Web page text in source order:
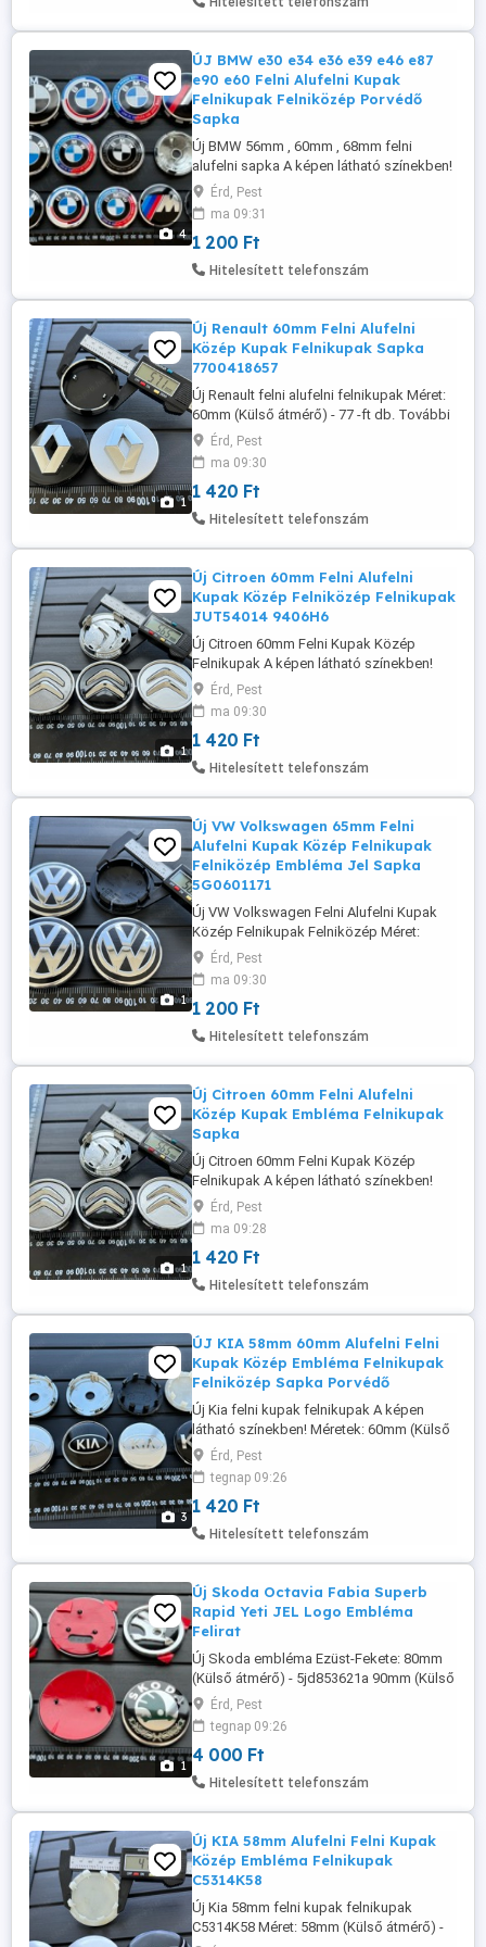
4
ÚJ BMW e30 e34 e36 e39 e46 e87
e90 e60 Felni Alufelni Kupak
Felnikupak Felniközép Porvédő
Sapka
Új BMW 56mm , 60mm , 68mm felni
alufelni sapka A képen látható színekben!
Méretek: 56mm (Külső átmérő) - 6857149,
6861092, 6850834 60mm (Külső átmérő)
68mm (Külső átmérő) - 36136783536 ,
6783536 1200-ft db. További méretek,
információk és rendelés a weboldalon
Érd, Pest
ma 09:31
1 200 Ft
Hitelesített telefonszám
1
Új Renault 60mm Felni Alufelni
Közép Kupak Felnikupak Sapka
7700418657
Új Renault felni alufelni felnikupak Méret:
60mm (Külső átmérő) - 77 -ft db. További
méretek, információk és rendelés a
weboldalon érhető el: www. felni-kupak
.hu Szállítás megoldható Foxpost
automatába, és házhoz futárral!
Érd, Pest
ma 09:30
1 420 Ft
Hitelesített telefonszám
1
Új Citroen 60mm Felni Alufelni
Kupak Közép Felniközép Felnikupak
JUT54014 9406H6
Új Citroen 60mm Felni Kupak Közép
Felnikupak A képen látható színekben!
Méret: 60mm (Külső átmérő) -
9670585977, JUT54014, 9406H6 1420-Ft
db További méretek, információk és
rendelés a weboldalon érhető el: www.
felni-kupak .hu Szállítás megoldható
Érd, Pest
ma 09:30
1 420 Ft
Hitelesített telefonszám
1
Új VW Volkswagen 65mm Felni
Alufelni Kupak Közép Felnikupak
Felniközép Embléma Jel Sapka
5G0601171
Új VW Volkswagen Felni Alufelni Kupak
Közép Felnikupak Felniközép Méret:
65mm (Külső átmérő) - Így ismerheti:
5G0601171 1200-Ft db. További méretek,
információk és rendelés a weboldalon
érhető el: www. felni-kupak .hu Szállítás
megoldható Foxpost automatába, és
Érd, Pest
ma 09:30
1 200 Ft
Hitelesített telefonszám
1
Új Citroen 60mm Felni Alufelni
Közép Kupak Embléma Felnikupak
Sapka
Új Citroen 60mm Felni Kupak Közép
Felnikupak A képen látható színekben!
Méret: 60mm (Külső átmérő) -
9670585977, JUT54014, 9406H6 1420-Ft
db További méretek, információk és
rendelés a weboldalon érhető el: www.
felni-kupak .hu Szállítás megoldható
Érd, Pest
ma 09:28
1 420 Ft
Hitelesített telefonszám
3
ÚJ KIA 58mm 60mm Alufelni Felni
Kupak Közép Embléma Felnikupak
Felniközép Sapka Porvédő
Új Kia felni kupak felnikupak A képen
látható színekben! Méretek: 60mm (Külső
átmérő) 58mm (Külső átmérő) - C5314K58
1420-Ft db További méretek, információk
és rendelés a weboldalon érhető el: www.
felni-kupak .hu Szállítás megoldható
Foxpost automatába, és házhoz futárral!
Érd, Pest
tegnap 09:26
1 420 Ft
Hitelesített telefonszám
1
Új Skoda Octavia Fabia Superb
Rapid Yeti JEL Logo Embléma
Felirat
Új Skoda embléma Ezüst-Fekete: 80mm
(Külső átmérő) - 5jd853621a 90mm (Külső
átmérő) - 32d 853 621a Zöld: 80mm
(Külső átmérő) - 1U0853621C 90mm
(Külső átmérő) 4000-Ft db További
Információkat és méreteket a weboldalon
találhat: www. felni-kupak .hu Szállítással
Érd, Pest
tegnap 09:26
4 000 Ft
Hitelesített telefonszám
Új KIA 58mm Alufelni Felni Kupak
Közép Embléma Felnikupak
C5314K58
Új Kia 58mm felni kupak felnikupak
C5314K58 Méret: 58mm (Külső átmérő) -